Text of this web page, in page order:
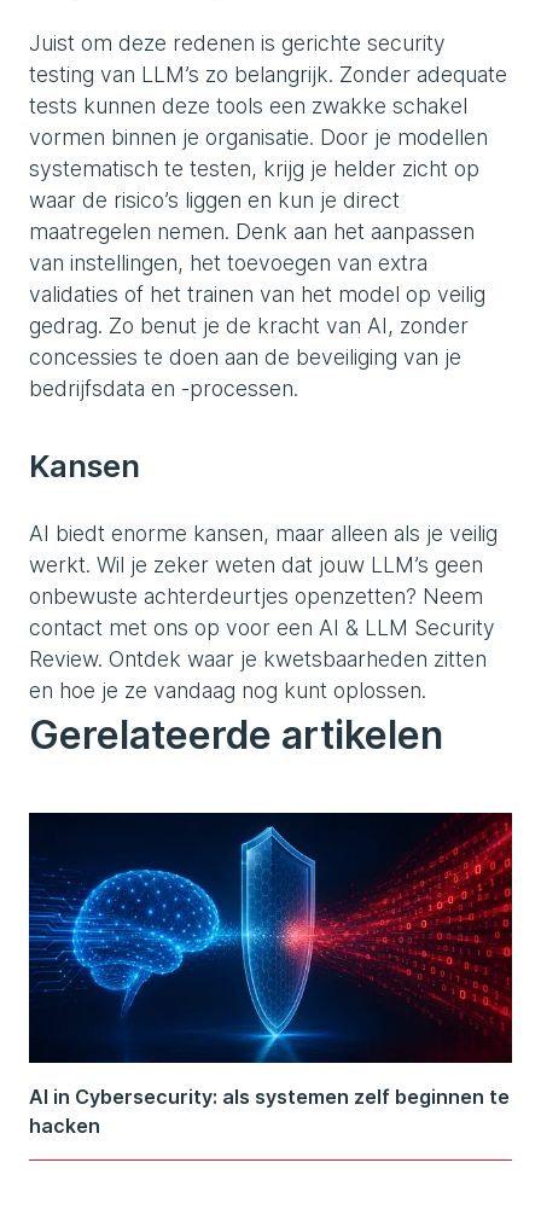
Juist om deze redenen is gerichte security
testing van LLM’s zo belangrijk. Zonder adequate
tests kunnen deze tools een zwakke schakel
vormen binnen je organisatie. Door je modellen
systematisch te testen, krijg je helder zicht op
waar de risico’s liggen en kun je direct
maatregelen nemen. Denk aan het aanpassen
van instellingen, het toevoegen van extra
validaties of het trainen van het model op veilig
gedrag. Zo benut je de kracht van AI, zonder
concessies te doen aan de beveiliging van je
bedrijfsdata en -processen.
Kansen
AI biedt enorme kansen, maar alleen als je veilig
werkt. Wil je zeker weten dat jouw LLM’s geen
onbewuste achterdeurtjes openzetten? Neem
contact met ons op voor een AI & LLM Security
Review. Ontdek waar je kwetsbaarheden zitten
en hoe je ze vandaag nog kunt oplossen.
Gerelateerde artikelen
AI in Cybersecurity: als systemen zelf beginnen te
hacken